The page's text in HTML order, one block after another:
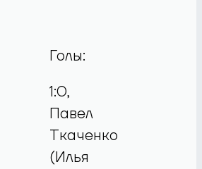
Голы:
1:0,
Павел
Ткаченко
(Илья